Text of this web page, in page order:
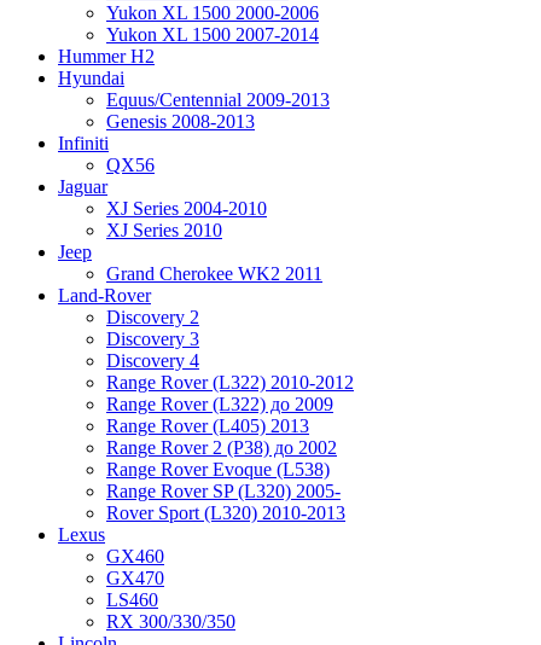
Yukon XL 1500 2000-2006
Yukon XL 1500 2007-2014
Hummer H2
Hyundai
Equus/Centennial 2009-2013
Genesis 2008-2013
Infiniti
QX56
Jaguar
XJ Series 2004-2010
XJ Series 2010
Jeep
Grand Cherokee WK2 2011
Land-Rover
Discovery 2
Discovery 3
Discovery 4
Range Rover (L322) 2010-2012
Range Rover (L322) до 2009
Range Rover (L405) 2013
Range Rover 2 (P38) до 2002
Range Rover Evoque (L538)
Range Rover SP (L320) 2005-
Rover Sport (L320) 2010-2013
Lexus
GX460
GX470
LS460
RX 300/330/350